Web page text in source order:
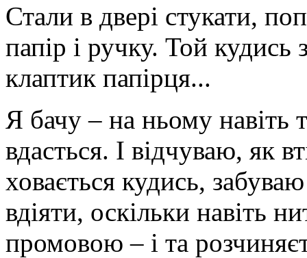
Стали в двері стукати,
папір і ручку. Той кудись
клаптик папірця...
Я бачу – на ньому навіть
вдасться. І відчуваю, як
ховається кудись,
вдіяти, оскільки навіть
промовою – і та